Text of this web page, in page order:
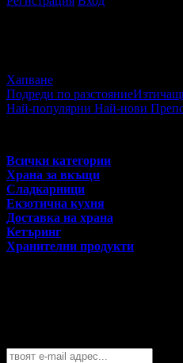
Хапване
Подреди по разстояние
Най-популярни Най-нови
Всички категории
Храна за вкъщи
Сладкарници
Екзотична кухня
Доставка на храна
Кетъринг
Хранителни продукти